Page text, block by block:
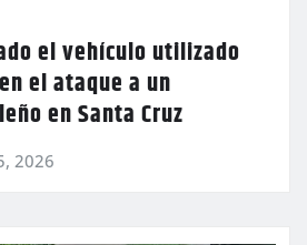
el vehículo utilizado
el ataque a un
en Santa Cruz
2026